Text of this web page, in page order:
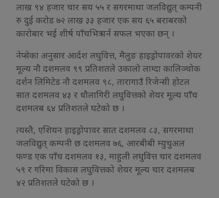
लाख ९४ हजार चार सय ५५ र सगरमाथा जलविद्युत् कम्पनी
रु दुई करोड ७२ लाख ३३ हजार एक सय ६५ बराबरको
कारोबार भई शीर्ष पाँचभित्र पर्न सफल भएका छन् ।
नेप्सेका अनुसार आर्दश लघुवित्त, मैलुङ हाइड्रोपावरको शेयर
मूल्य नौ दशमलव ९९ प्रतिशतले उकालो लाग्दा कालिञ्चोक
दर्शन लिमिटेड नौ दशमलव ९८, तारागाउँ रिजेन्सी होटल
सात दशमलव ४३ र धौलागिरी लघुवित्तको शेयर मूल्य पाँच
दशमलब ६४ प्रतिशतले घटेको छ ।
त्यस्तै, एशियन हाइड्रोपावर सात दशमलव ८३, सगरमाथा
जलविद्युत् कम्पनी छ दशमलव ७६, आरबीबी म्युचुअल
फण्ड एक पाँच दशमलव १३, माहुली लघुवित्त चार दशमलव
५९ र गरिमा विकास लघुवित्तको शेयर मूल्य चार दशमलब
४२ प्रतिशतले घटेको छ ।